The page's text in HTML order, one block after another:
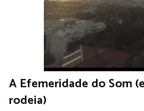
A Efemeridade do Som
rodeia)